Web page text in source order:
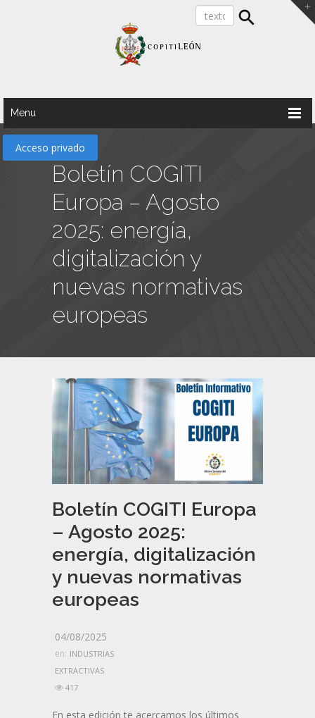
Menu
Acceso privado
Boletín COGITI
Europa – Agosto
2025: energía,
digitalización y
nuevas normativas
europeas
Boletín COGITI Europa
– Agosto 2025:
energía, digitalización
y nuevas normativas
europeas
04/08/2025
en: INDUSTRIAS
EXTRACTIVAS
417
En esta edición te acercamos los últimos